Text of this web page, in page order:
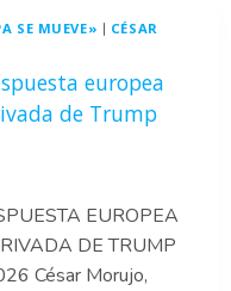
Y
SE MUEVE»
CÉSAR
europea
de Trump
EUROPEA
DE TRUMP
César Morujo,